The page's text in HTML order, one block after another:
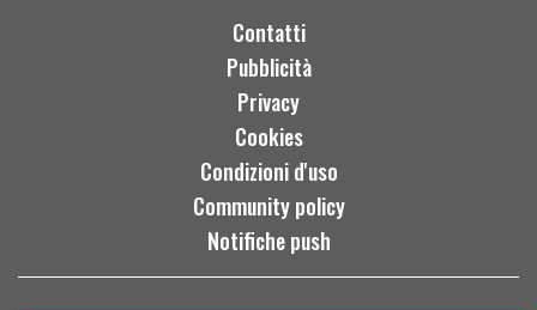
Contatti
Pubblicità
Privacy
Cookies
Condizioni d'uso
Community policy
Notifiche push